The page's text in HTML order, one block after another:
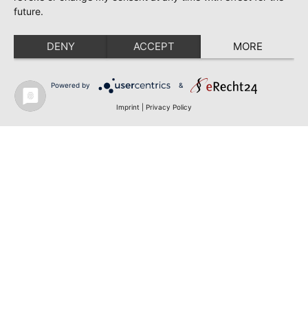
future.
DENY ACCEPT MORE
Powered by &
Imprint Privacy Policy